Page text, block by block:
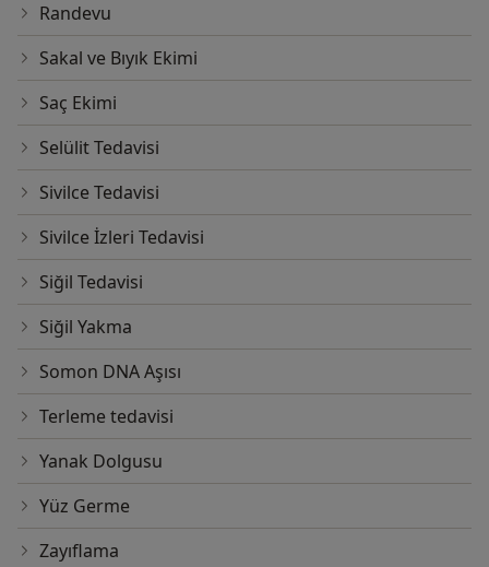
Randevu
Sakal ve Bıyık Ekimi
Saç Ekimi
Selülit Tedavisi
Sivilce Tedavisi
Sivilce İzleri Tedavisi
Siğil Tedavisi
Siğil Yakma
Somon DNA Aşısı
Terleme tedavisi
Yanak Dolgusu
Yüz Germe
Zayıflama